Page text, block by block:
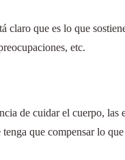
que es lo que
etc.
de cuidar el cuerpo, las
que compensar lo